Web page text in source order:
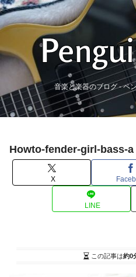
音楽と楽器のブログ - ペ
Howto-fender-girl-bass-a
X
LINE
この記事は約0